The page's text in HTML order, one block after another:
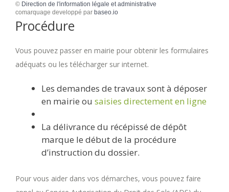
© Direction de l'information légale et administrative
comarquage developpé par baseo.io
Procédure
Vous pouvez passer en mairie pour obtenir les formulaires
adéquats ou les télécharger sur internet.
Les demandes de travaux sont à déposer
en mairie ou saisies directement en ligne
La délivrance du récépissé de dépôt
marque le début de la procédure
d’instruction du dossier.
Pour vous aider dans vos démarches, vous pouvez faire